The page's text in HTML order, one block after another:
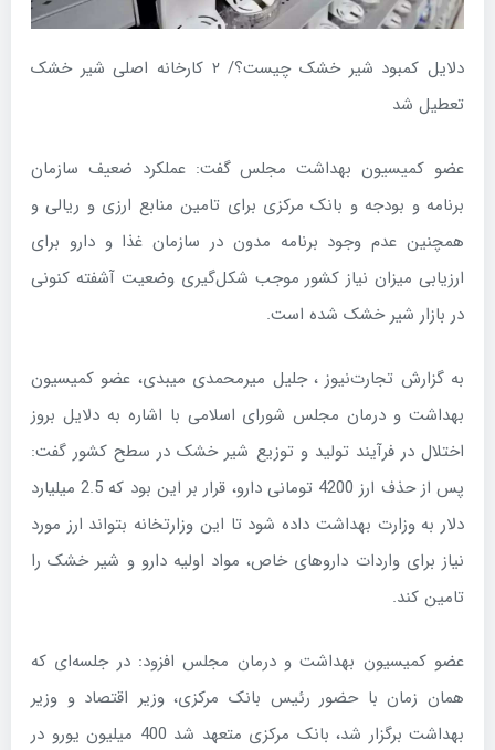
دلایل کمبود شیر خشک چیست؟/ ۲ کارخانه اصلی شیر خشک
تعطیل شد
عضو کمیسیون بهداشت مجلس گفت: عملکرد ضعیف سازمان
برنامه و بودجه و بانک مرکزی برای تامین منابع ارزی و ریالی و
همچنین عدم وجود برنامه مدون در سازمان غذا و دارو برای
ارزیابی میزان نیاز کشور موجب شکل‌گیری وضعیت آشفته کنونی
در بازار شیر خشک شده است.
به گزارش تجارت‌نیوز ، جلیل میرمحمدی میبدی، عضو کمیسیون
بهداشت و درمان مجلس شورای اسلامی با اشاره به دلایل بروز
اختلال در فرآیند تولید و توزیع شیر خشک در سطح کشور گفت‌:
پس از حذف ارز 4200 تومانی دارو، قرار بر این بود که 2.5 میلیارد
دلار به وزارت بهداشت داده شود تا این وزارتخانه بتواند ارز مورد
نیاز برای واردات داروهای خاص، مواد اولیه دارو و شیر خشک را
تامین کند.
عضو کمیسیون بهداشت و درمان مجلس افزود: در جلسه‌ای که
همان زمان با حضور رئیس بانک مرکزی، وزیر اقتصاد و وزیر
بهداشت برگزار شد، بانک مرکزی متعهد شد 400 میلیون یورو در